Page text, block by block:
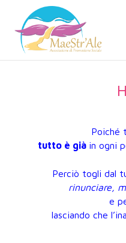
Poiché
tutto è già in ogni
Perciò togli dal
rinunciare,
e
lasciando che